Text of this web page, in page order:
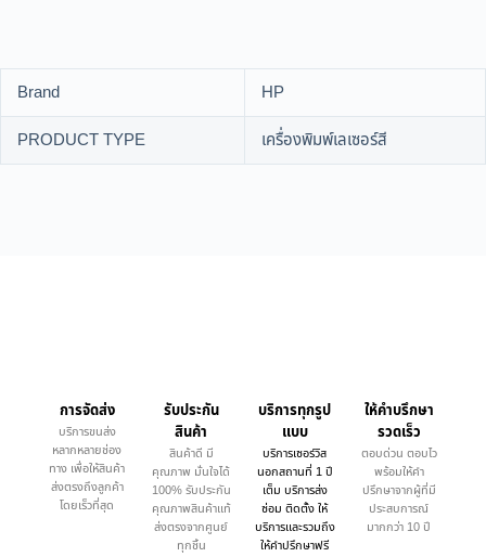
Brand
HP
PRODUCT TYPE
เครื่องพิมพ์เลเซอร์สี
การจัดส่ง
บริการขนส่ง
หลากหลายช่อง
ทาง เพื่อให้สินค้า
ส่งตรงถึงลูกค้า
โดยเร็วที่สุด
รับประกัน
สินค้า
สินค้าดี มี
คุณภาพ มั่นใจได้
100% รับประกัน
คุณภาพสินค้าแท้
ส่งตรงจากศูนย์
ทุกชิ้น
บริการทุกรูป
แบบ
บริการเซอร์วิส
นอกสถานที่ 1 ปี
เต็ม บริการส่ง
ซ่อม ติดตั้ง ให้
บริการและรวมถึง
ให้คำปรึกษาฟรี
ให้คำบรึกษา
รวดเร็ว
ตอบด่วน ตอบไว
พร้อมให้คำ
ปรึกษาจากผู้ที่มี
ประสบการณ์
มากกว่า 10 ปี